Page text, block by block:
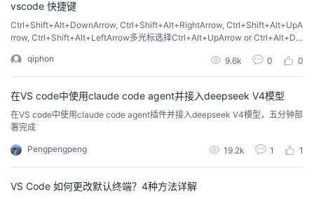
的
开
发
者
学
堂
我
的
Programs
我
支
持
我
vscode 快捷键
Ctrl+Shift+Alt+DownArrow, Ctrl+Shift+Alt+RightArrow, Ctrl+Shift+Alt+UpA
rrow, Ctrl+Shift+Alt+LeftArrow多光标选择Ctrl+Alt+UpArrow or Ctrl+Alt+Do
w or Shift+Alt...
qiphon 9.6k 0 0
在VS code中使用claude code agent并接入deepseek V4模型
在VS code中使用claude code agent插件并接入deepseek V4模型，五分钟部
署完成
Pengpengpeng 19.2k 1 1
VS Code 如何更改默认终端？4种方法详解